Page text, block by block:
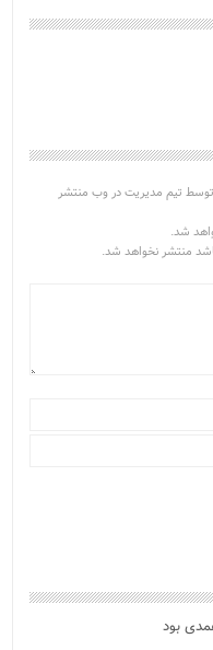
تیم مدیریت در وب منتشر
شد.
منتشر نخواهد شد.